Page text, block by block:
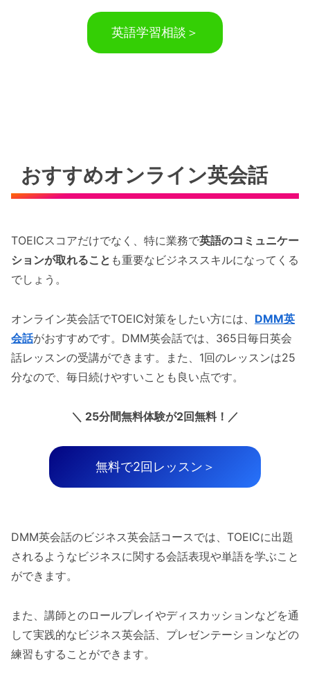
英語学習相談＞
おすすめオンライン英会話
TOEICスコアだけでなく、特に業務で英語のコミュニケー
ションが取れること も重要なビジネススキルになってくる
でしょう。
オンライン英会話でTOEIC対策をしたい方には、 DMM英
会話がおすすめです。DMM英会話では、365日毎日英会
話レッスンの受講ができます。また、1回のレッスンは25
分なので、毎日続けやすいことも良い点です。
＼ 25分間無料体験が2回無料！／
無料で2回レッスン＞
DMM英会話のビジネス英会話コースでは、TOEICに出題
されるようなビジネスに関する会話表現や単語を学ぶこと
ができます。
また、講師とのロールプレイやディスカッションなどを通
して実践的なビジネス英会話、プレゼンテーションなどの
練習もすることができます。